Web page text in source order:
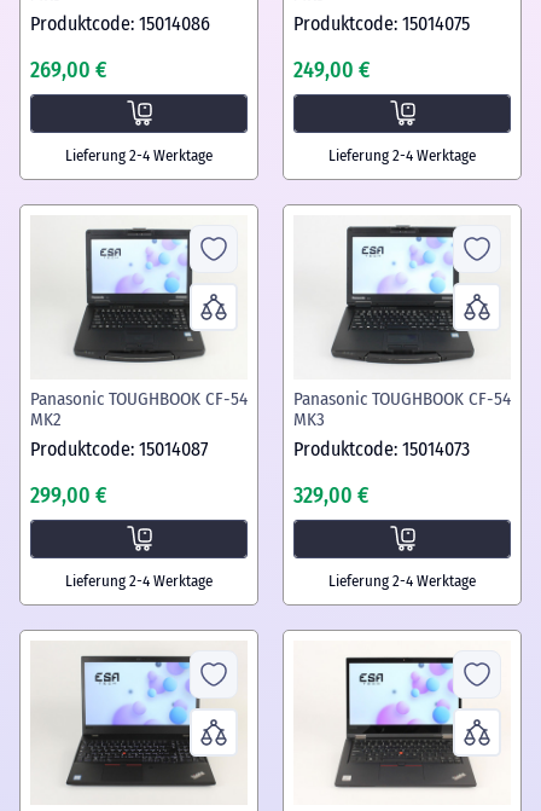
Produktcode: 15014086
269,00 €
Lieferung 2-4 Werktage
Produktcode: 15014075
249,00 €
Lieferung 2-4 Werktage
Panasonic TOUGHBOOK CF-54
MK2
Produktcode: 15014087
299,00 €
Lieferung 2-4 Werktage
Panasonic TOUGHBOOK CF-54
MK3
Produktcode: 15014073
329,00 €
Lieferung 2-4 Werktage